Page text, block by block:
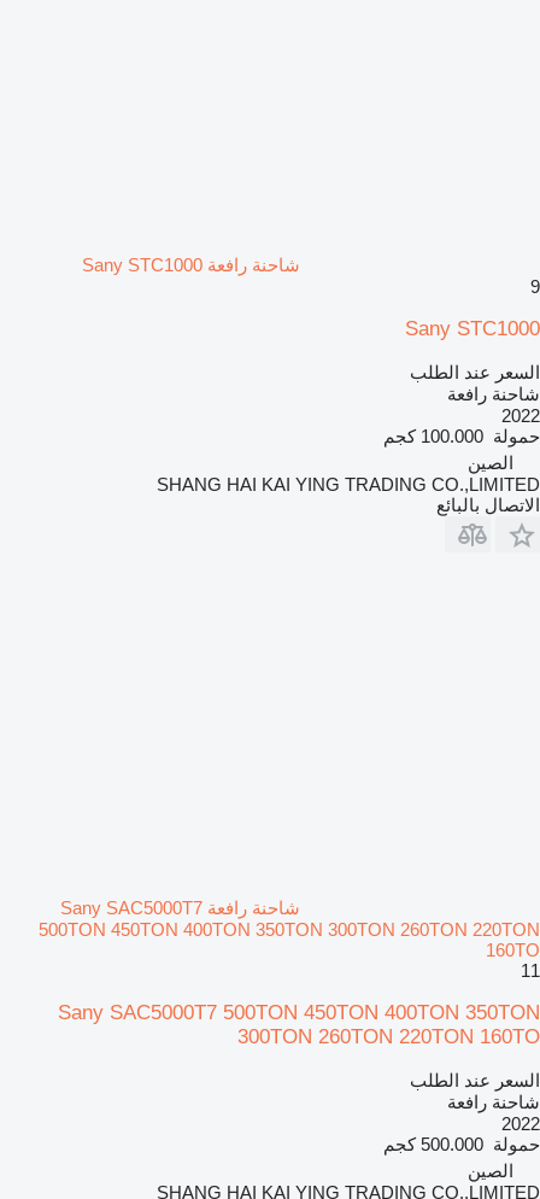
شاحنة رافعة Sany STC1000
9
Sany STC1000
السعر عند الطلب
شاحنة رافعة
2022
حمولة 100.000 كجم
الصين
SHANG HAI KAI YING TRADING CO.,LIMITED
الاتصال بالبائع
شاحنة رافعة Sany SAC5000T7
500TON 450TON 400TON 350TON 300TON 260TON 220TON
160TO
11
Sany SAC5000T7 500TON 450TON 400TON 350TON
300TON 260TON 220TON 160TO
السعر عند الطلب
شاحنة رافعة
2022
حمولة 500.000 كجم
الصين
SHANG HAI KAI YING TRADING CO.,LIMITED